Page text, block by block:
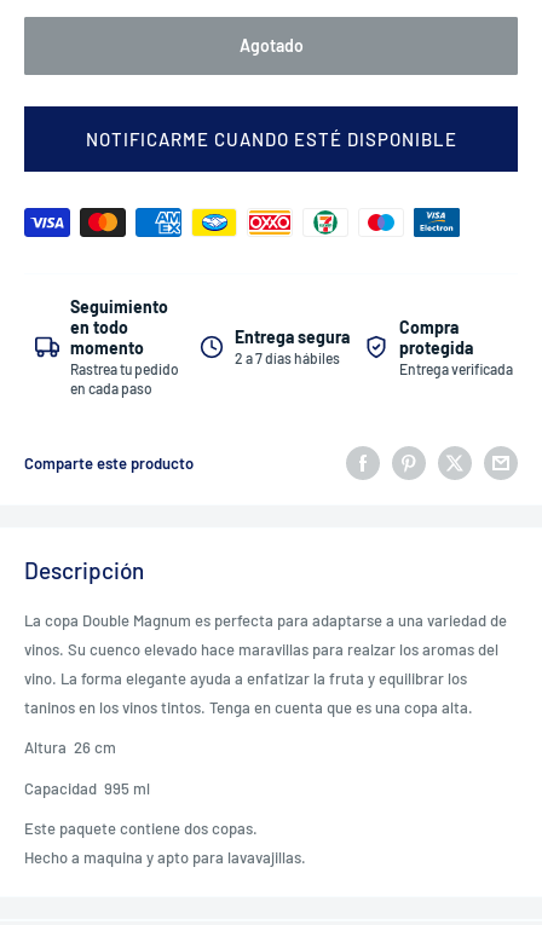
Agotado
NOTIFICARME CUANDO ESTÉ DISPONIBLE
Seguimiento
en todo
momento
Rastrea tu pedido
en cada paso
Entrega segura
2 a 7 días hábiles
Compra
protegida
Entrega verificada
Comparte este producto
Descripción
La copa Double Magnum es perfecta para adaptarse a una variedad de
vinos. Su cuenco elevado hace maravillas para realzar los aromas del
vino. La forma elegante ayuda a enfatizar la fruta y equilibrar los
taninos en los vinos tintos. Tenga en cuenta que es una copa alta.
Altura 26 cm
Capacidad 995 ml
Este paquete contiene dos copas.
Hecho a maquina y apto para lavavajillas.